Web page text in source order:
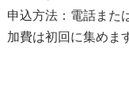
申込方法：電話また
加費は初回に集めま